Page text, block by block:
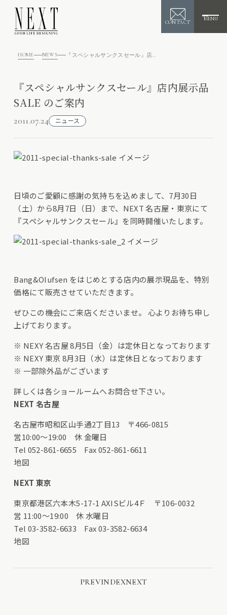
CONTACT
MENU
HOME NEWS
『スペシャルサンクスセール』店内展示品
SALE のご案内
2011.07.24 ニュース
日頃のご愛顧に感謝の気持ちを込めまして、7月30日
（土）から8月7日（日）まで、NEXT 名古屋・東京にて
『スペシャルサンクスセール』を同時開催いたします。
Bang&Olufsen をはじめとする店内の展示現品を、特別
価格にて販売させていただきます。
ぜひこの機会にご来店くださいませ。 心よりお待ち申し
上げております。
※ NEXY 名古屋 8月5日（金）は定休日となっております
※ NEXY 東京 8月3日（水）は定休日となっております
※ 一部除外品がございます
詳しくは各ショールームへお問合せ下さい。
NEXT 名古屋
名古屋市昭和区山手通2丁目13 〒466-0815
営10:00〜19:00 休 金曜日
Tel 052-861-6655 Fax 052-861-6611
地図
NEXT 東京
東京都港区六本木5-17-1 AXISビル4Ｆ 〒106-0032
営 11:00〜19:00 休 水曜日
Tel 03-3582-6633 Fax 03-3582-6634
地図
PREVINDEXNEXT